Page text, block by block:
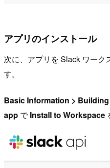
アプリのインストール
次に、アプリを Slack ワーク
す。
Basic Information >
app でInstall to Workspace